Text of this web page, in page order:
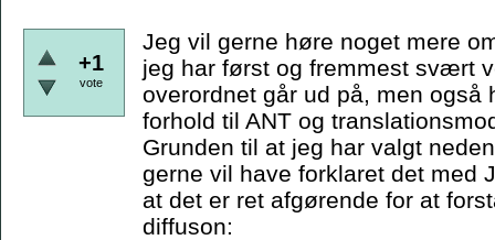
+1
vote
Jeg vil gerne høre noget mere
jeg har først og fremmest svært
overordnet går ud på, men også
forhold til ANT og
Grunden til at jeg har valgt
gerne vil have forklaret det med
at det er ret afgørende for at
diffuson: